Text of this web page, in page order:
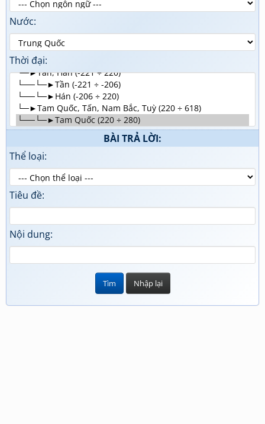
Nước:
Thời đại:
BÀI TRẢ LỜI:
Thể loại:
Tiêu đề:
Nội dung: